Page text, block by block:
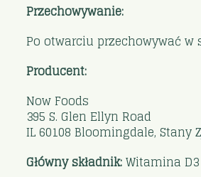
Przechowywanie:
Po otwarciu przechowywać
Producent:
Now Foods
395 S. Glen Ellyn Road
IL 60108 Bloomingdale, Stany
Główny składnik:Witamina